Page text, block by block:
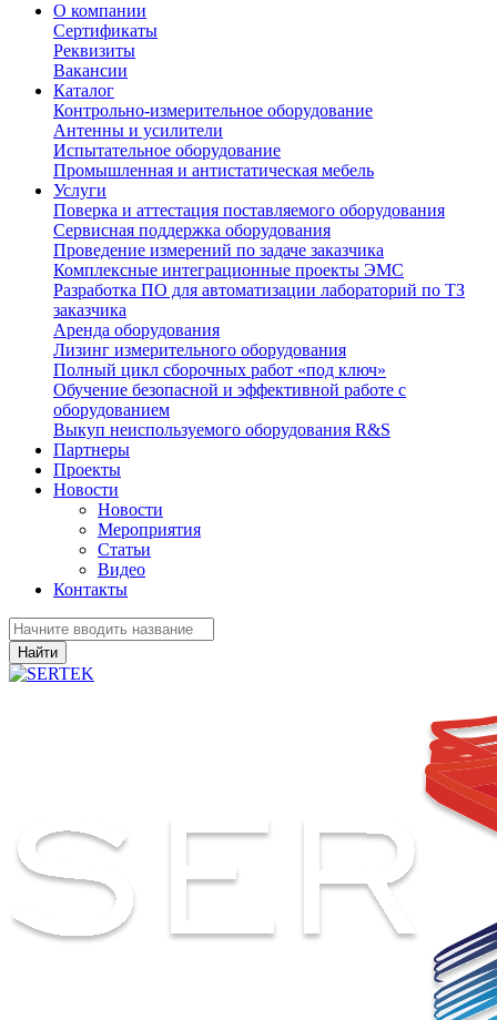
О компании
Сертификаты
Реквизиты
Вакансии
Каталог
Контрольно-измерительное оборудование
Антенны и усилители
Испытательное оборудование
Промышленная и антистатическая мебель
Услуги
Поверка и аттестация поставляемого оборудования
Сервисная поддержка оборудования
Проведение измерений по задаче заказчика
Комплексные интеграционные проекты ЭМС
Разработка ПО для автоматизации лабораторий по ТЗ
заказчика
Аренда оборудования
Лизинг измерительного оборудования
Полный цикл сборочных работ «под ключ»
Обучение безопасной и эффективной работе с
оборудованием
Выкуп неиспользуемого оборудования R&S
Партнеры
Проекты
Новости
Новости
Мероприятия
Статьи
Видео
Контакты
Найти